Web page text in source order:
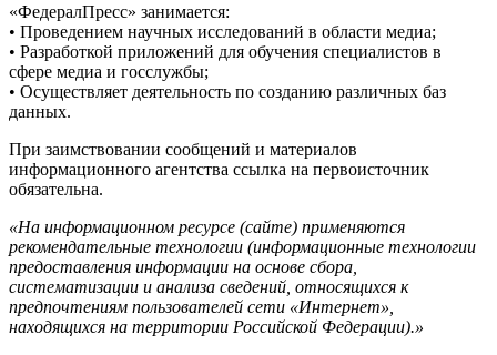
«ФедералПресс» занимается:
• Проведением научных исследований в области медиа;
• Разработкой приложений для обучения специалистов в
сфере медиа и госслужбы;
• Осуществляет деятельность по созданию различных баз
данных.
При заимствовании сообщений и материалов
информационного агентства ссылка на первоисточник
обязательна.
«На информационном ресурсе (сайте) применяются
рекомендательные технологии (информационные технологии
предоставления информации на основе сбора,
систематизации и анализа сведений, относящихся к
предпочтениям пользователей сети «Интернет»,
находящихся на территории Российской Федерации).»